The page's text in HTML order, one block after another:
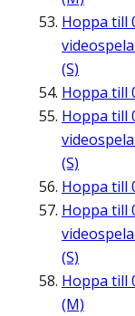
Hoppa till
(S)
Hoppa till
Hoppa till
(S)
Hoppa till
Hoppa till
(S)
Hoppa till
(M)